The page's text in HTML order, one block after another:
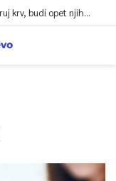
Sutra u Sarajevu akcija darivanja krvi – Daruj krv, budi opet njihov heroj